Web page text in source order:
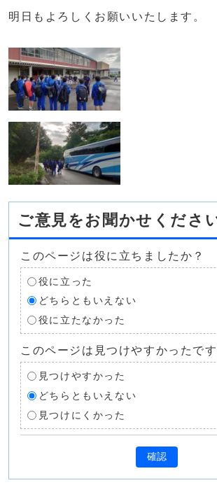
明日もよろしくお願いいたします。
ご意見をお聞かせくださ
このページは役に立ちましたか？
役に立った
どちらともいえない
役に立たなかった
このページは見つけやすかったです
見つけやすかった
どちらともいえない
見つけにくかった
確認